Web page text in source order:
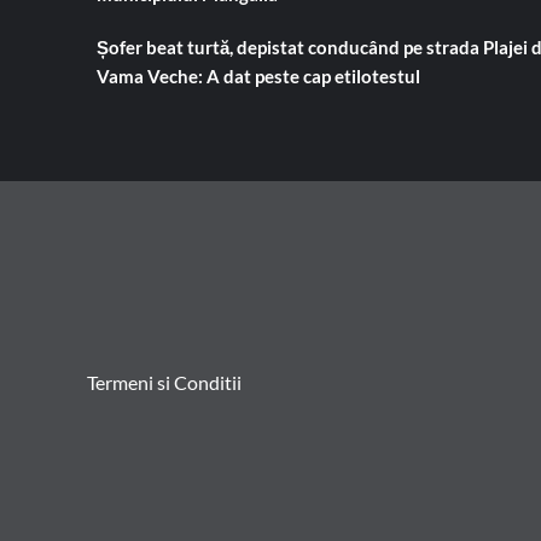
Șofer beat turtă, depistat conducând pe strada Plajei
Vama Veche: A dat peste cap etilotestul
Termeni si Conditii